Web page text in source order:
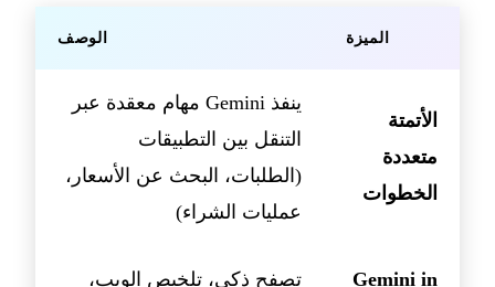
الميزة الوصف
الأتمتة
متعددة
الخطوات
ينفذ Gemini مهام معقدة عبر
التنقل بين التطبيقات
(الطلبات، البحث عن الأسعار،
عمليات الشراء)
Gemini in
تصفح ذكي، تلخيص الويب،